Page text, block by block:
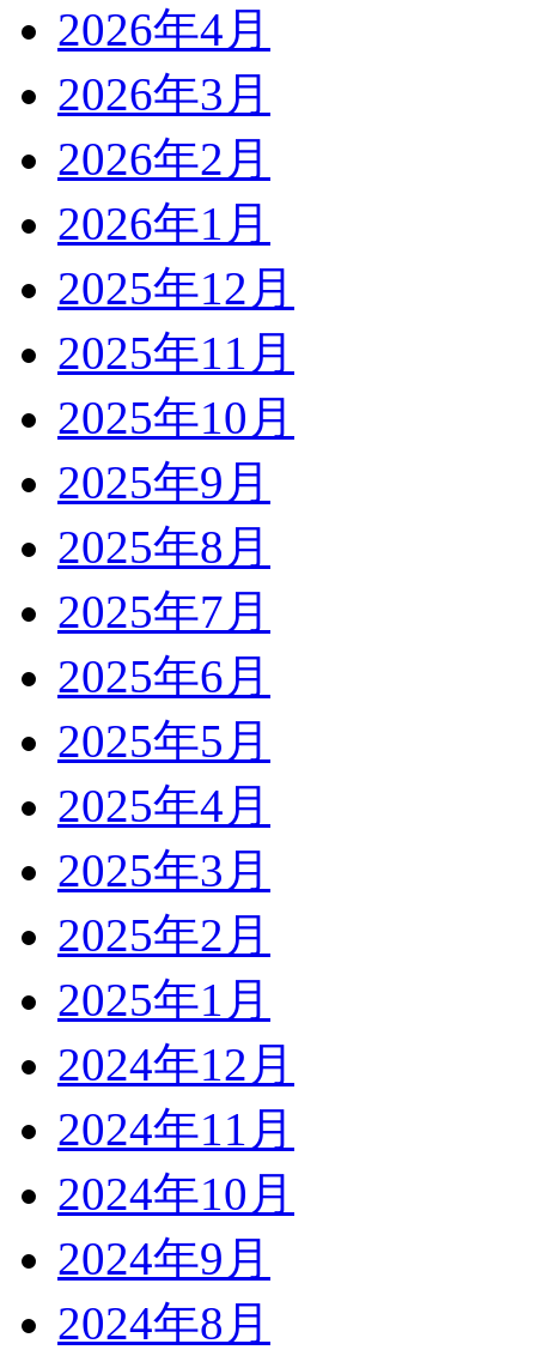
2026年4月
2026年3月
2026年2月
2026年1月
2025年12月
2025年11月
2025年10月
2025年9月
2025年8月
2025年7月
2025年6月
2025年5月
2025年4月
2025年3月
2025年2月
2025年1月
2024年12月
2024年11月
2024年10月
2024年9月
2024年8月